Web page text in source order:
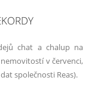
chat a chalup na
v červenci,
společnosti Reas).